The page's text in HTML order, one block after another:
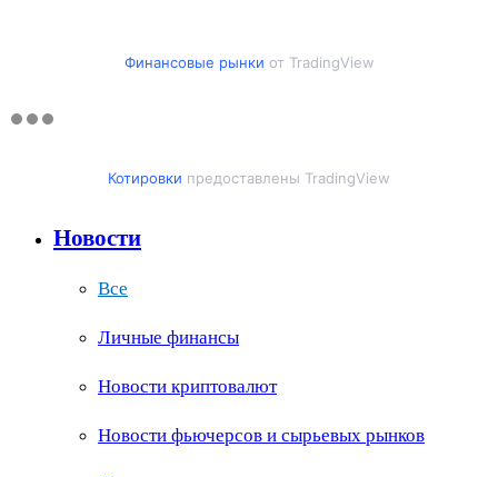
Финансовые рынки от TradingView
Котировки предоставлены TradingView
Новости
Все
Личные финансы
Новости криптовалют
Новости фьючерсов и сырьевых рынков